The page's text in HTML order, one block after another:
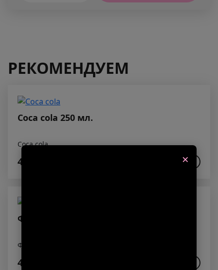
РЕКОМЕНДУЕМ
Coca cola 250 мл.
Coca cola
420₽ В КОРЗИНУ
Фреш Апельсин 250 мл.
Фреш Апельсин
450₽
×